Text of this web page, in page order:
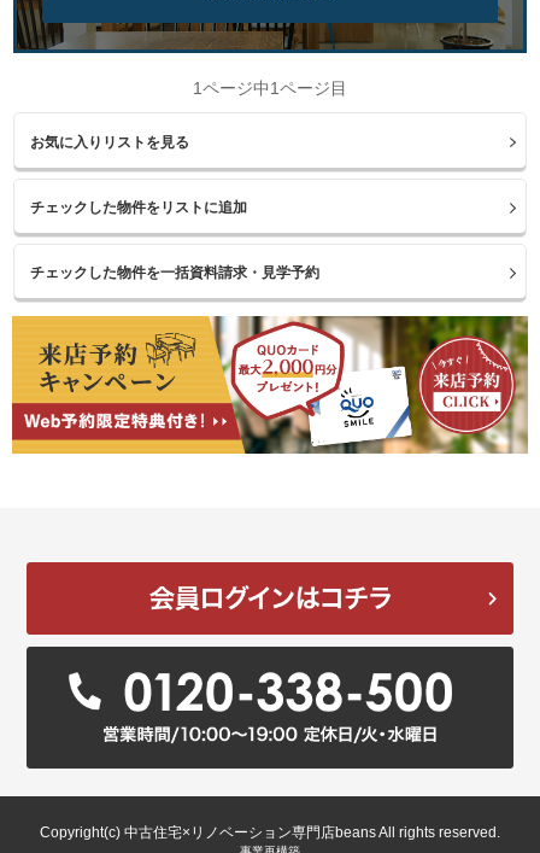
1ページ中1ページ目
お気に入りリストを見る
Copyright(c) 中古住宅×リノベーション専門店beans All rights reserved.